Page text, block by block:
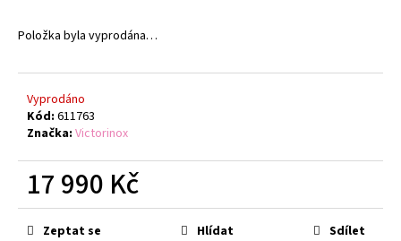
Položka byla vyprodána…
Vyprodáno
Kód: 611763
Značka: Victorinox
17 990 Kč
Měrná
cena:Zeptat se Hlídat Sdílet